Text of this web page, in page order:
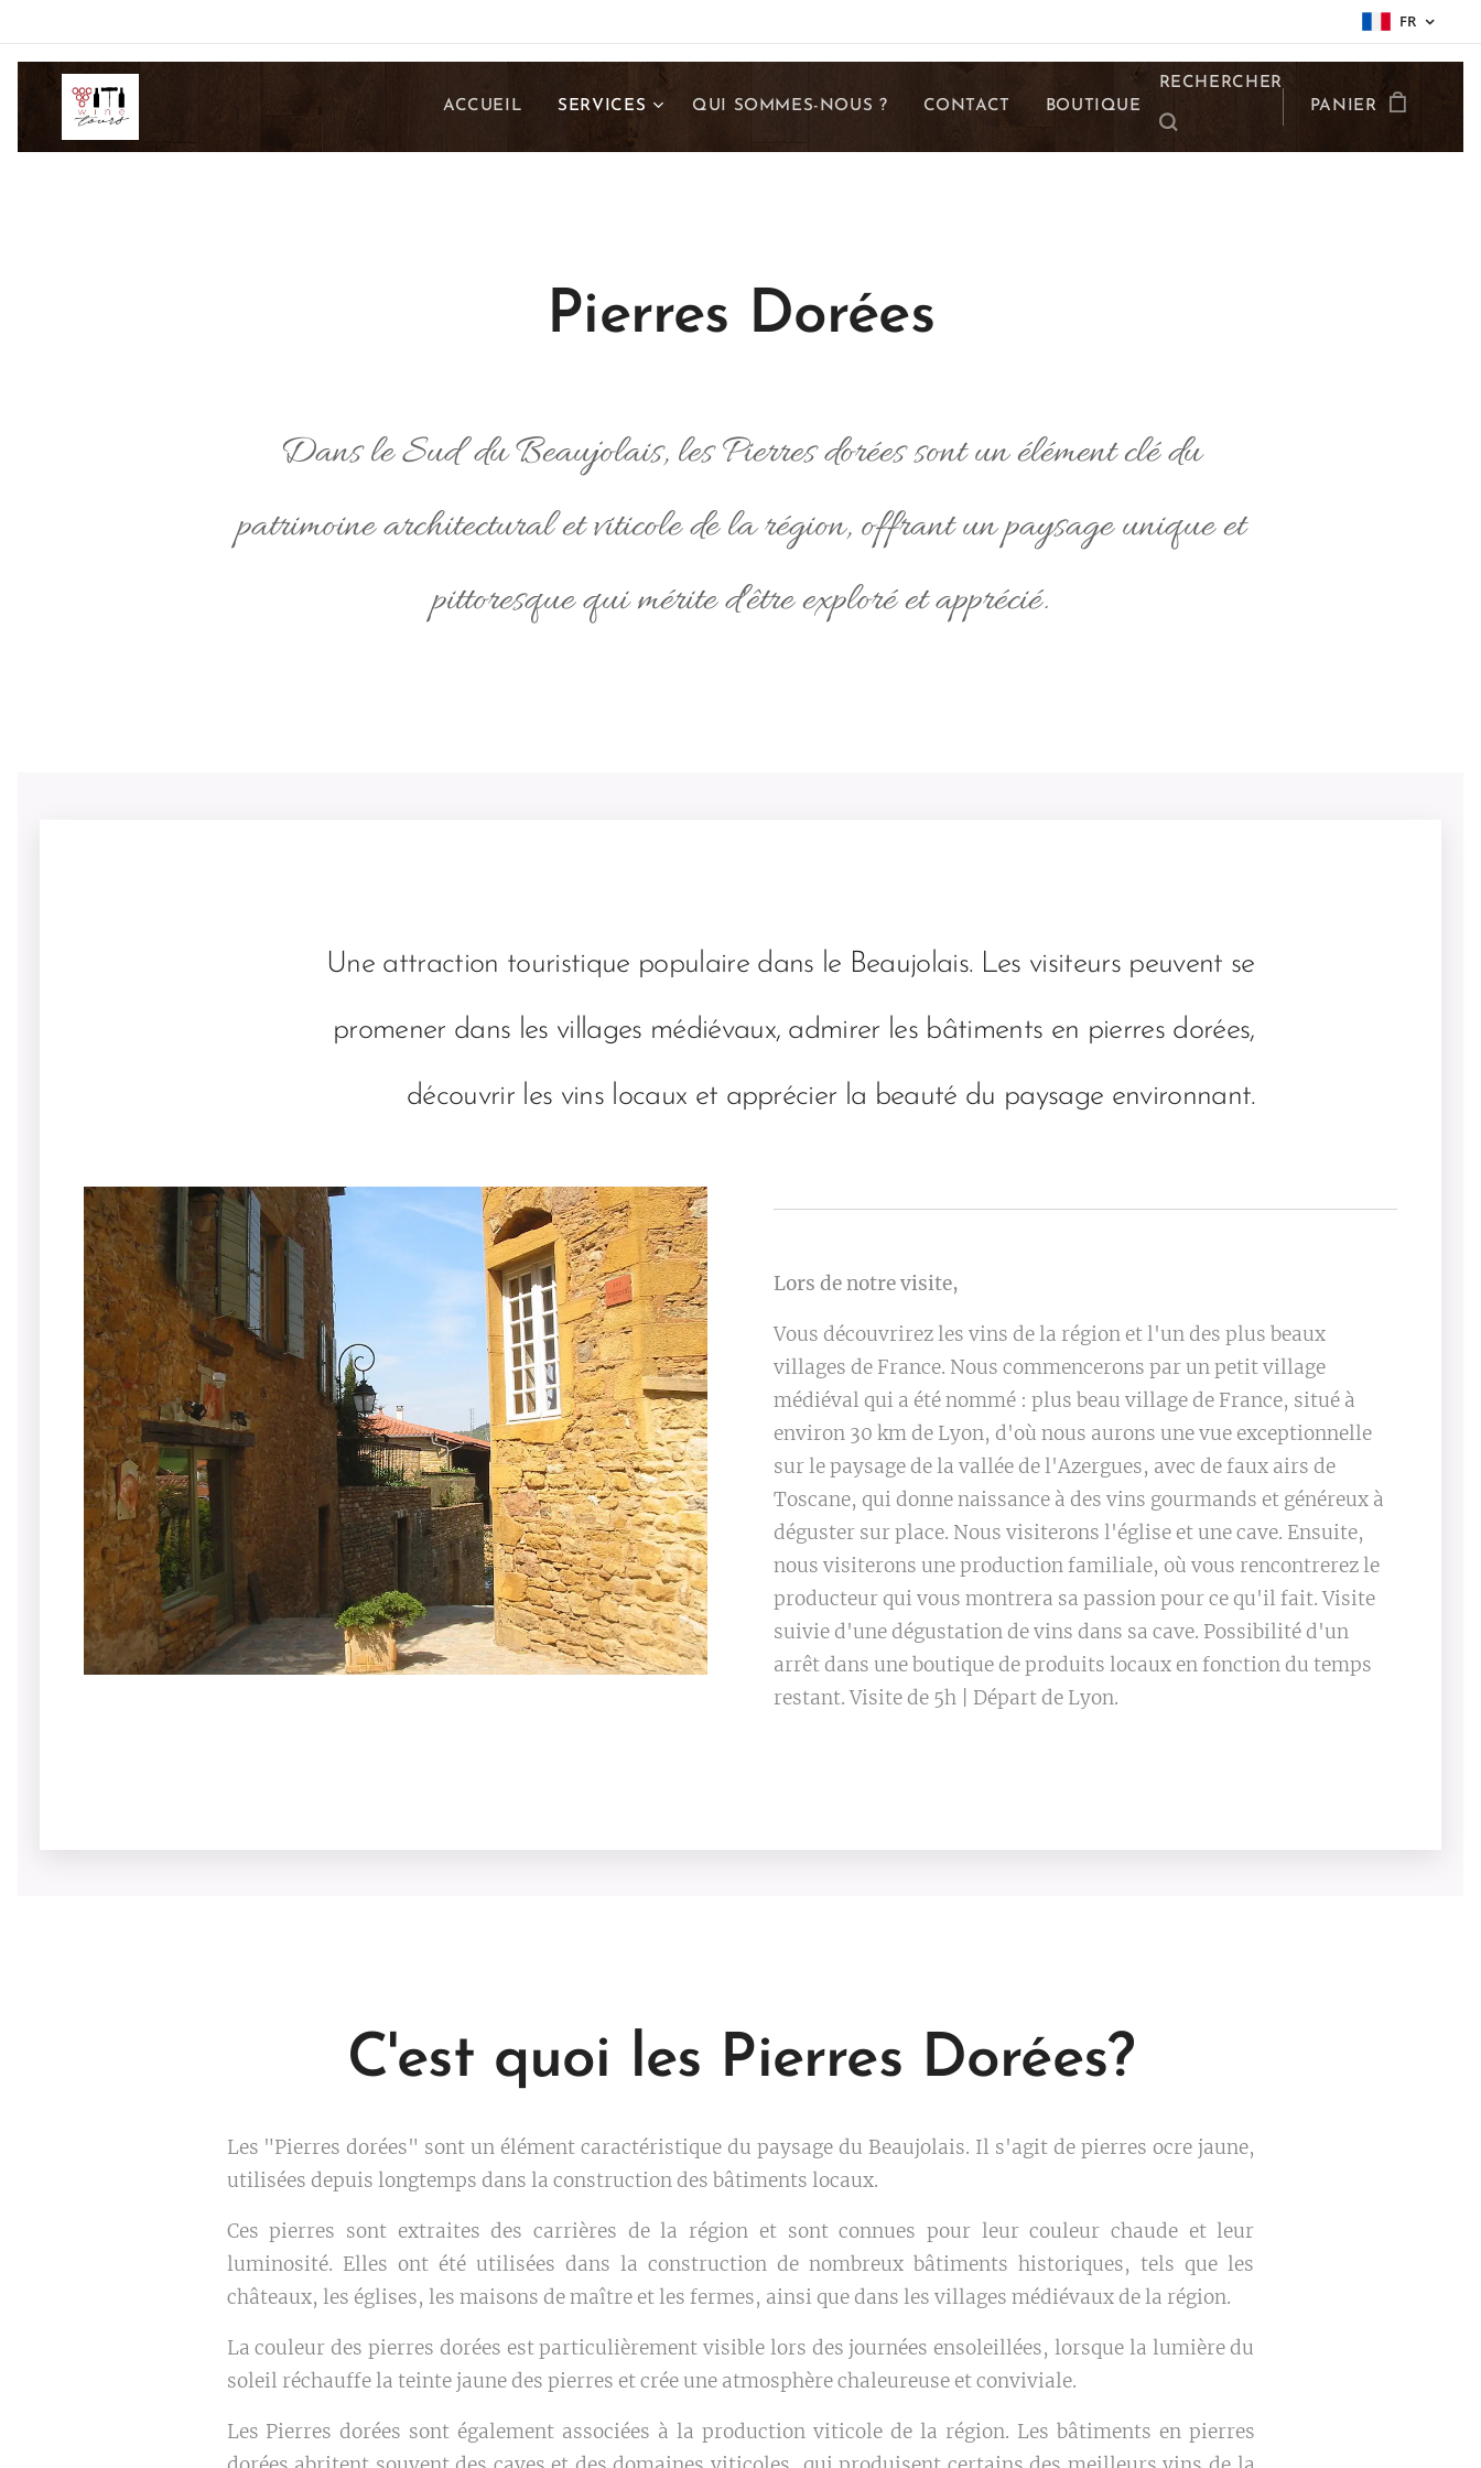
FR
ACCUEIL SERVICES QUI SOMMES-NOUS ? CONTACT BOUTIQUE
RECHERCHER
PANIER
Pierres Dorées
Dans le Sud du Beaujolais, les Pierres dorées sont un élément clé du
patrimoine architectural et viticole de la région, offrant un paysage unique et
pittoresque qui mérite d'être exploré et apprécié.
Une attraction touristique populaire dans le Beaujolais. Les visiteurs peuvent se
promener dans les villages médiévaux, admirer les bâtiments en pierres dorées,
découvrir les vins locaux et apprécier la beauté du paysage environnant.
Lors de notre visite,
Vous découvrirez les vins de la région et l'un des plus beaux
villages de France. Nous commencerons par un petit village
médiéval qui a été nommé : plus beau village de France, situé à
environ 30 km de Lyon, d'où nous aurons une vue exceptionnelle
sur le paysage de la vallée de l'Azergues, avec de faux airs de
Toscane, qui donne naissance à des vins gourmands et généreux à
déguster sur place. Nous visiterons l'église et une cave. Ensuite,
nous visiterons une production familiale, où vous rencontrerez le
producteur qui vous montrera sa passion pour ce qu'il fait. Visite
suivie d'une dégustation de vins dans sa cave. Possibilité d'un
arrêt dans une boutique de produits locaux en fonction du temps
restant. Visite de 5h | Départ de Lyon.
C'est quoi les Pierres Dorées?
Les "Pierres dorées" sont un élément caractéristique du paysage du Beaujolais. Il s'agit de pierres ocre jaune,
utilisées depuis longtemps dans la construction des bâtiments locaux.
Ces pierres sont extraites des carrières de la région et sont connues pour leur couleur chaude et leur
luminosité. Elles ont été utilisées dans la construction de nombreux bâtiments historiques, tels que les
châteaux, les églises, les maisons de maître et les fermes, ainsi que dans les villages médiévaux de la région.
La couleur des pierres dorées est particulièrement visible lors des journées ensoleillées, lorsque la lumière du
soleil réchauffe la teinte jaune des pierres et crée une atmosphère chaleureuse et conviviale.
Les Pierres dorées sont également associées à la production viticole de la région. Les bâtiments en pierres